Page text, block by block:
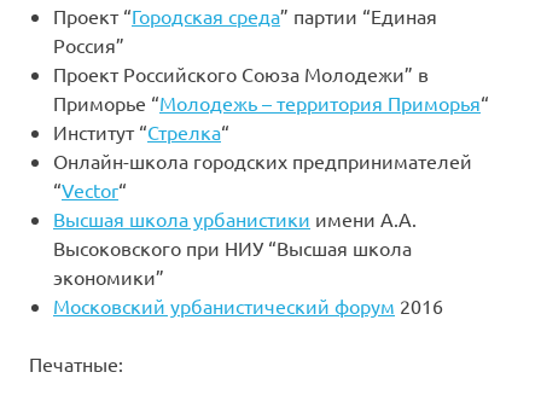
Проект “Городская среда” партии “Единая
Россия”
Проект Российского Союза Молодежи” в
Приморье “Молодежь – территория Приморья“
Институт “Стрелка“
Онлайн-школа городских предпринимателей
“Vector“
Высшая школа урбанистики имени А.А.
Высоковского при НИУ “Высшая школа
экономики”
Московский урбанистический форум 2016
Печатные: